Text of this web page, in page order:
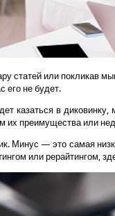
статей или покликав
его не будет.
казаться в
их преимущества или
Минус — это самая
или рерайтингом,